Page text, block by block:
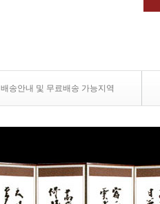
배송안내 및 무료배송 가능지역